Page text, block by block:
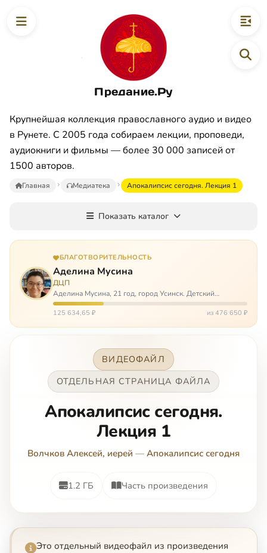
Предание.Ру
Крупнейшая коллекция православного аудио и видео
в Рунете. С 2005 года собираем лекции, проповеди,
аудиокниги и фильмы — более 30 000 записей от
1500 авторов.
Главная Медиатека Апокалипсис сегодня. Лекция 1
Показать каталог
БЛАГОТВОРИТЕЛЬНОСТЬ
Аделина Мусина
ДЦП
Аделина Мусина, 21 год, город Усинск. Детский
церебральный паралич, передвигается на ходунках или
коляске. Аделине требуется помощь, чтобы ноги
125 634,65 ₽ из 476 650 ₽
ВИДЕОФАЙЛ
ОТДЕЛЬНАЯ СТРАНИЦА ФАЙЛА
Апокалипсис сегодня.
Лекция 1
Волчков Алексей, иерей — Апокалипсис сегодня
1.2 ГБ Часть произведения
Это отдельный видеофайл из произведения